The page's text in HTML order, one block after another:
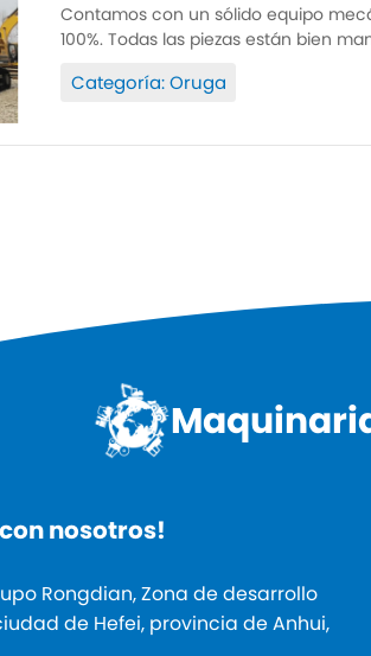
Contamos con un sólido equipo
100%. Todas las piezas están bien
Categoría: Oruga
nosotros!
Rongdian, Zona de desarrollo
de Hefei, provincia de Anhui,